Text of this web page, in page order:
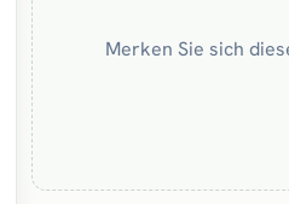
Merken Sie sich